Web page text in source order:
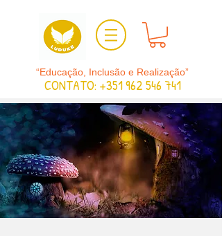
“Educação, Inclusão e Realização”
CONTATO: +351 962 546 741